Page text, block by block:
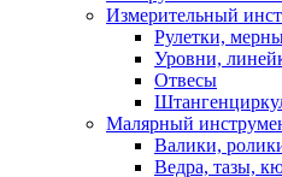
Измерительный
Рулетки,
Уровни,
Отвесы
Малярный
Валики,
Ведра, тазы,